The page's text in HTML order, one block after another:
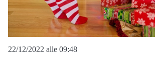
22/12/2022 alle 09:48